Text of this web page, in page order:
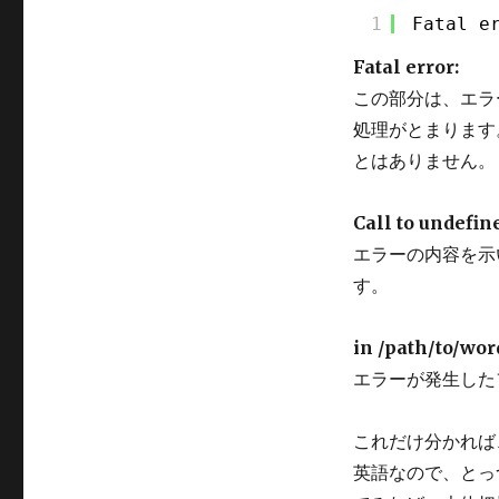
1 Fatal
Fatal error:
この部分は、エ
処理がとまりま
とはありません。
Call to
エラーの内容を
す。
in /path/to/
エラーが発生し
これだけ分かれ
英語なので、と